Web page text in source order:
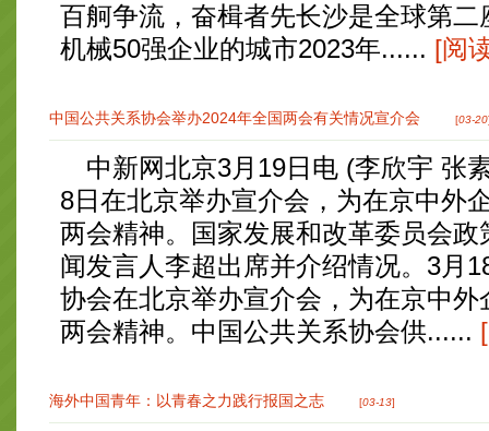
百舸争流，奋楫者先长沙是全球第
机械50强企业的城市2023年...... [阅
中国公共关系协会举办2024年全国两会有关情况宣介会 [03-20
中新网北京3月19日电 (李欣宇 张
8日在北京举办宣介会，为在京中外
两会精神。国家发展和改革委员会
闻发言人李超出席并介绍情况。3月
协会在北京举办宣介会，为在京中
两会精神。中国公共关系协会供......
海外中国青年：以青春之力践行报国之志 [03-13]